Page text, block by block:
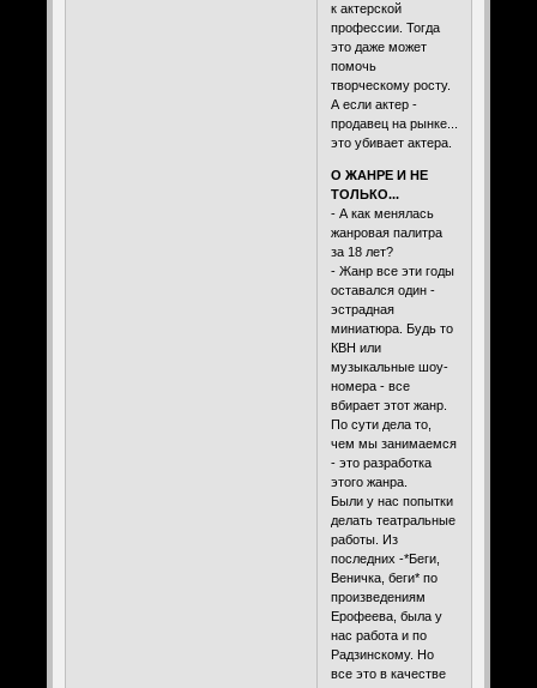
к актерской
профессии. Тогда
это даже может
помочь
творческому росту.
А если актер -
продавец на рынке...
это убивает актера.
О ЖАНРЕ И НЕ
ТОЛЬКО...
- А как менялась
жанровая палитра
за 18 лет?
- Жанр все эти годы
оставался один -
эстрадная
миниатюра. Будь то
КВН или
музыкальные шоу-
номера - все
вбирает этот жанр.
По сути дела то,
чем мы занимаемся
- это разработка
этого жанра.
Были у нас попытки
делать театральные
работы. Из
последних -*Беги,
Веничка, беги* по
произведениям
Ерофеева, была у
нас работа и по
Радзинскому. Но
все это в качестве